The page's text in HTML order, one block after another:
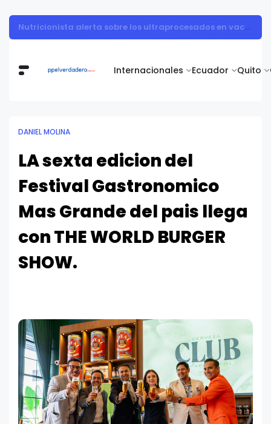
Internacionales Ecuador Quito
Vita Alimentos destaca el trabajo del campo como el primer paso hacia productos de excelencia.
DANIEL MOLINA
LA sexta edicion del
Festival Gastronomico
Mas Grande del pais llega
con THE WORLD BURGER
SHOW.